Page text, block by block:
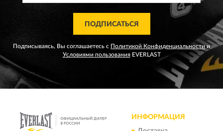
ПОДПИСАТЬСЯ
Подписываясь, Вы соглашаетесь с Политикой Конфиденциальности и
Условиями пользованияEVERLAST
ИНФОРМАЦИЯ